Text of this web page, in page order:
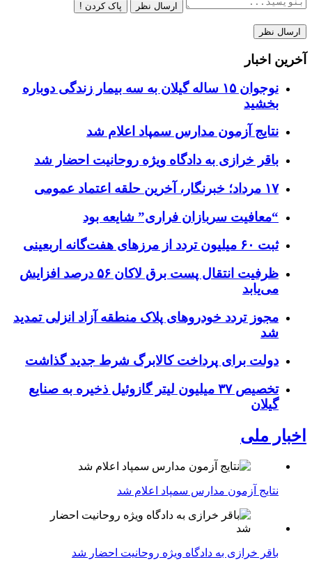
ارسال نظر پاک کردن !
آخرین اخبار
نوجوان ۱۵ ساله گیلان به سه بیمار زندگی دوباره
بخشید
نتایج آزمون مدارس سمپاد اعلام شد
باقر خرازی به دادگاه ویژه روحانیت احضار شد
۱۷ مرداد؛ خبرنگار، آخرین حلقه اعتماد عمومی
“معافیت سربازان فراری” شایعه بود
ثبت ۶۰ میلیون تردد از مرزهای هفت‌گانه اربعینی
ظرفیت انتقال پست برق لاکان ۵۶ درصد افزایش
می‌یابد
مجوز تردد خودروهای پلاک منطقه آزاد انزلی تمدید
شد
دولت برای پرداخت کالابرگ شرط جدید گذاشت
تخصیص ۳۷ میلیون لیتر گازوئیل ذخیره به صنایع
گیلان
اخبار ملی
نتایج آزمون مدارس سمپاد اعلام شد
باقر خرازی به دادگاه ویژه روحانیت احضار شد